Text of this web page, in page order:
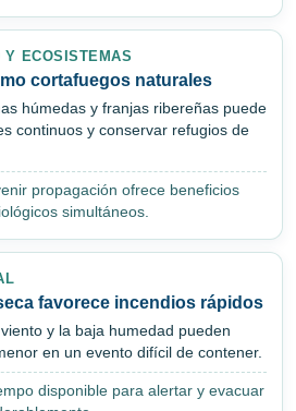
Y ECOSISTEMAS
cortafuegos naturales
húmedas y franjas ribereñas puede
continuos y conservar refugios de
propagación ofrece beneficios
simultáneos.
favorece incendios rápidos
y la baja humedad pueden
en un evento difícil de contener.
disponible para alertar y evacuar